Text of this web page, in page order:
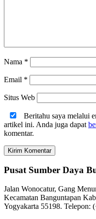
Nama *
Email *
Situs Web
Beritahu saya melalui
artikel ini. Anda juga dapat
komentar.
Pusat Sumber Daya
Jalan Wonocatur, Gang
Kecamatan Banguntapan
Yogyakarta 55198. Telepon: